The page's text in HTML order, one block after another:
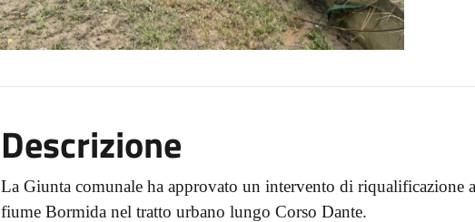
Descrizione
La Giunta comunale ha approvato un intervento di riqualificazione
fiume Bormida nel tratto urbano lungo Corso Dante.